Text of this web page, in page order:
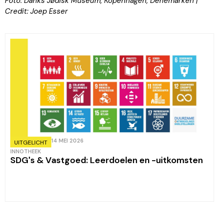
Credit: Joep Esser
UITGELICHT 14 MEI 2026
INNOTHEEK
SDG's & Vastgoed: Leerdoelen en -uitkomsten